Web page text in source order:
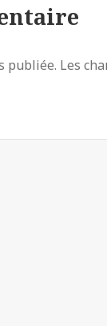
publiée. Les